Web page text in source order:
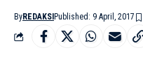
ByREDAKSI Published: 9 April, 2017